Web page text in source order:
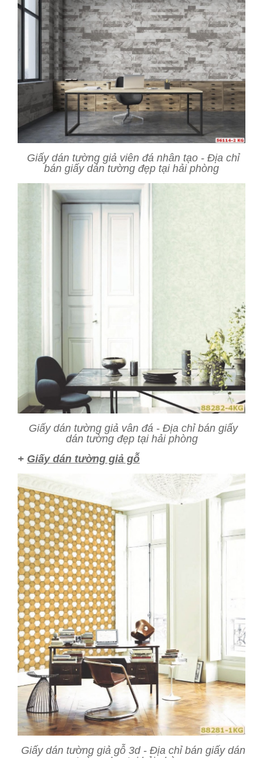
Giấy dán tường giả viên đá nhân tạo - Địa chỉ
bán giấy dán tường đẹp tại hải phòng
Giấy dán tường giả vân đá - Địa chỉ bán giấy
dán tường đẹp tại hải phòng
+ Giấy dán tường giả gỗ
Giấy dán tường giả gỗ 3d - Địa chỉ bán giấy dán